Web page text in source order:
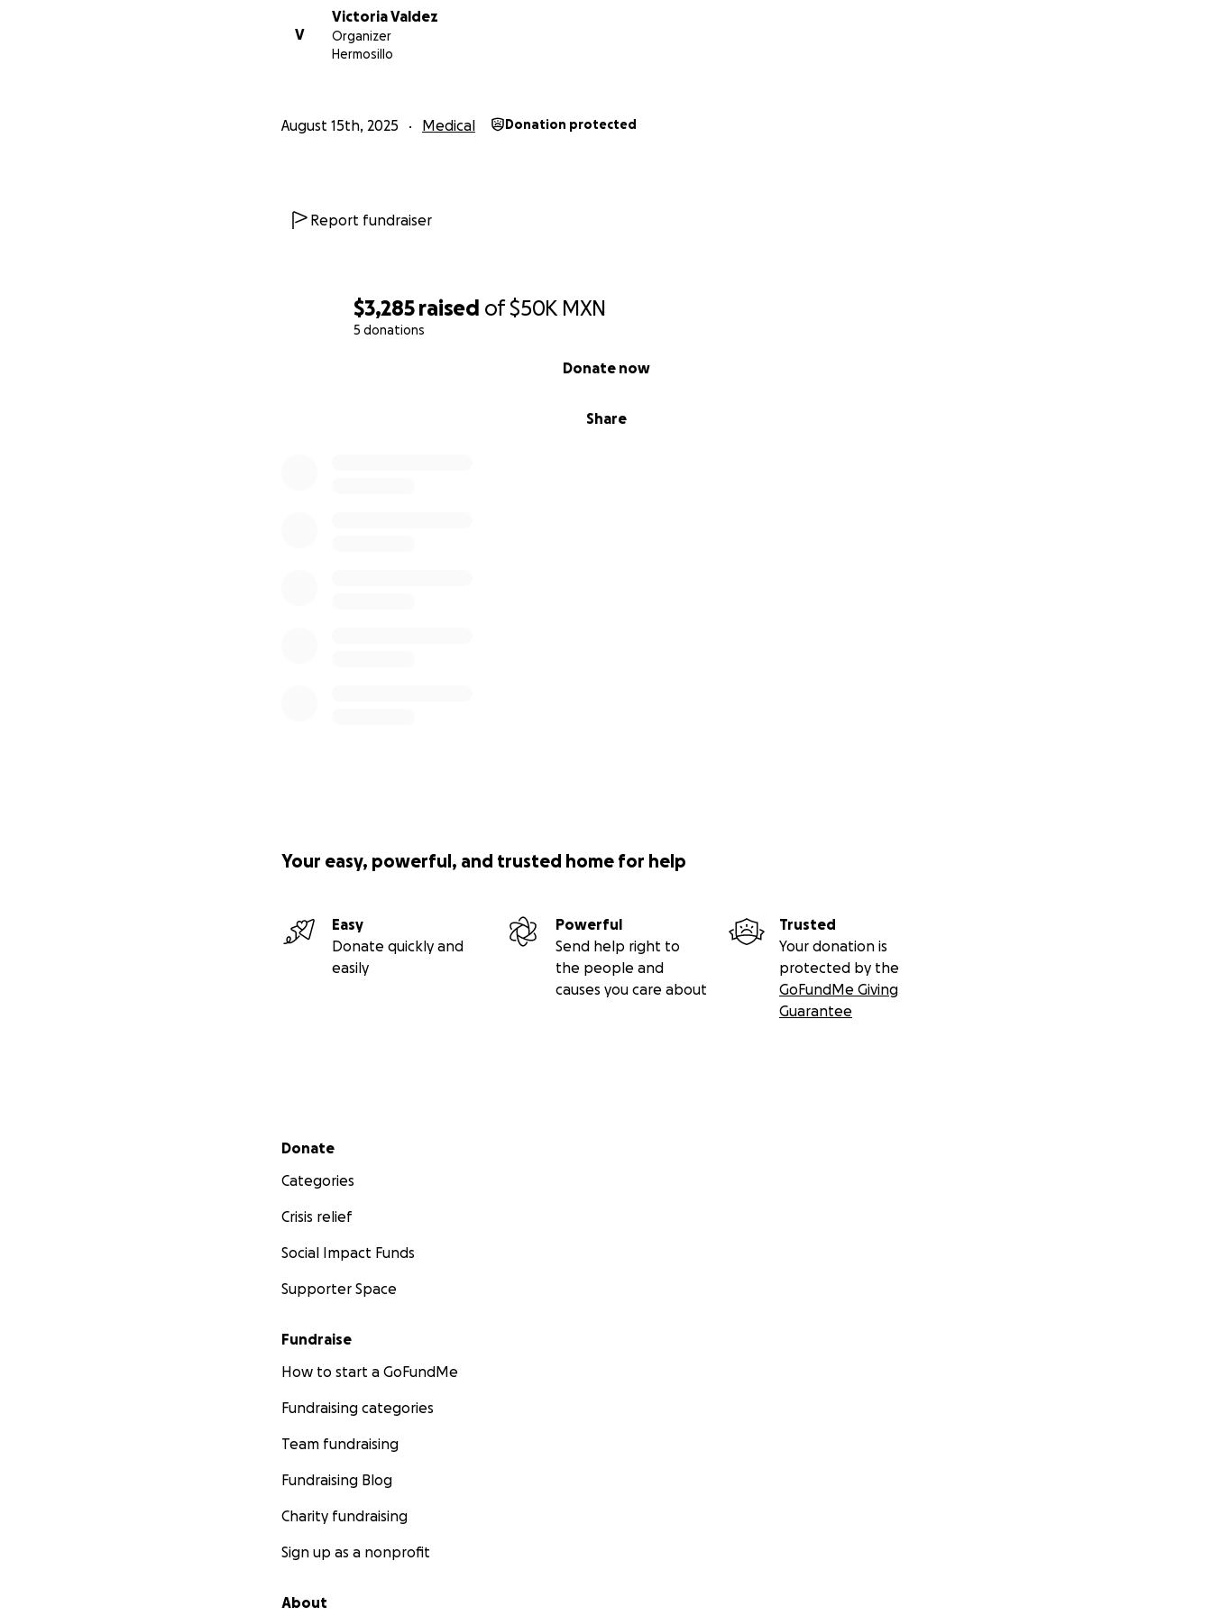
$3,285 raised of$50K MXN
5 donations
Share
Donate now
V
Victoria Valdez
Organizer
Hermosillo
August 15th, 2025 Medical Donation protected
Report fundraiser
Your easy, powerful, and trusted home for help
Easy
Donate quickly and
easily
Powerful
Send help right to
the people and
causes you care about
Trusted
Your donation is
protected by the
GoFundMe Giving
Guarantee
Secondary menu
Donate
Categories
Crisis relief
Social Impact Funds
Supporter Space
Fundraise
How to start a GoFundMe
Fundraising categories
Team fundraising
Fundraising Blog
Charity fundraising
Sign up as a nonprofit
About